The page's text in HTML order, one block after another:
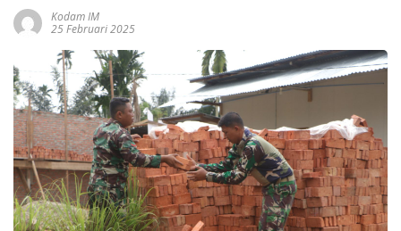
Kodam IM
25 Februari 2025